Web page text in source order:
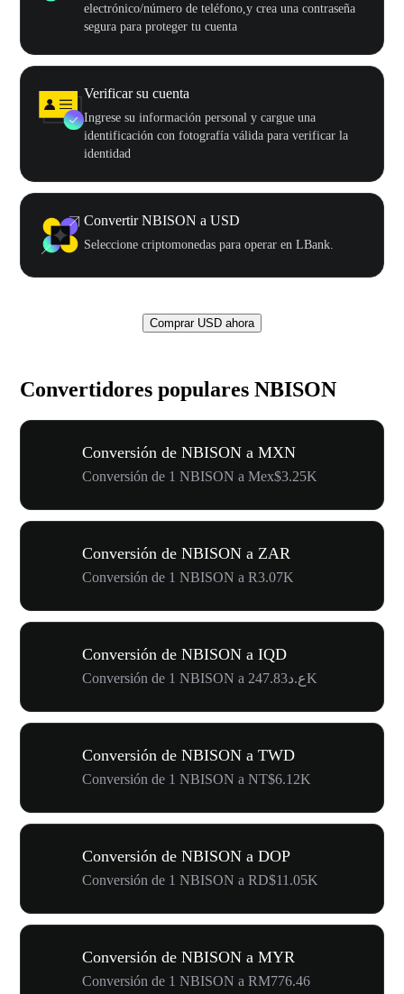
electrónico/número de teléfono,y crea una contraseña
segura para proteger tu cuenta
Verificar su cuenta
Ingrese su información personal y cargue una
identificación con fotografía válida para verificar la
identidad
Convertir NBISON a USD
Seleccione criptomonedas para operar en LBank.
Comprar USD ahora
Convertidores populares NBISON
Conversión de NBISON a MXN
Conversión de 1 NBISON a Mex$3.25K
Conversión de NBISON a ZAR
Conversión de 1 NBISON a R3.07K
Conversión de NBISON a IQD
Conversión de 1 NBISON a ع.د247.83K
Conversión de NBISON a TWD
Conversión de 1 NBISON a NT$6.12K
Conversión de NBISON a DOP
Conversión de 1 NBISON a RD$11.05K
Conversión de NBISON a MYR
Conversión de 1 NBISON a RM776.46